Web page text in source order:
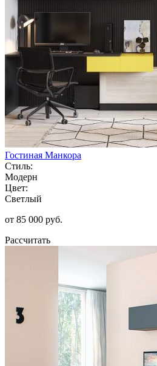
Гостиная Манкора
Стиль:
Модерн
Цвет:
Светлый
от 85 000 руб.
Рассчитать